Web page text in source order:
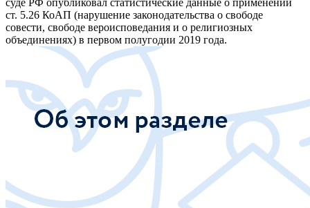
ст. 5.26 КоАП (нарушение законодательства о свободе
совести, свободе вероисповедания и о религиозных
объединениях) в первом полугодии 2019 года.